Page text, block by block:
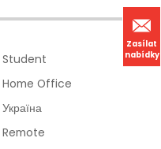
Zasílat
nabídky
Student
Home Office
Україна
Remote